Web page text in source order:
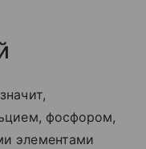
фосфором,
элементами